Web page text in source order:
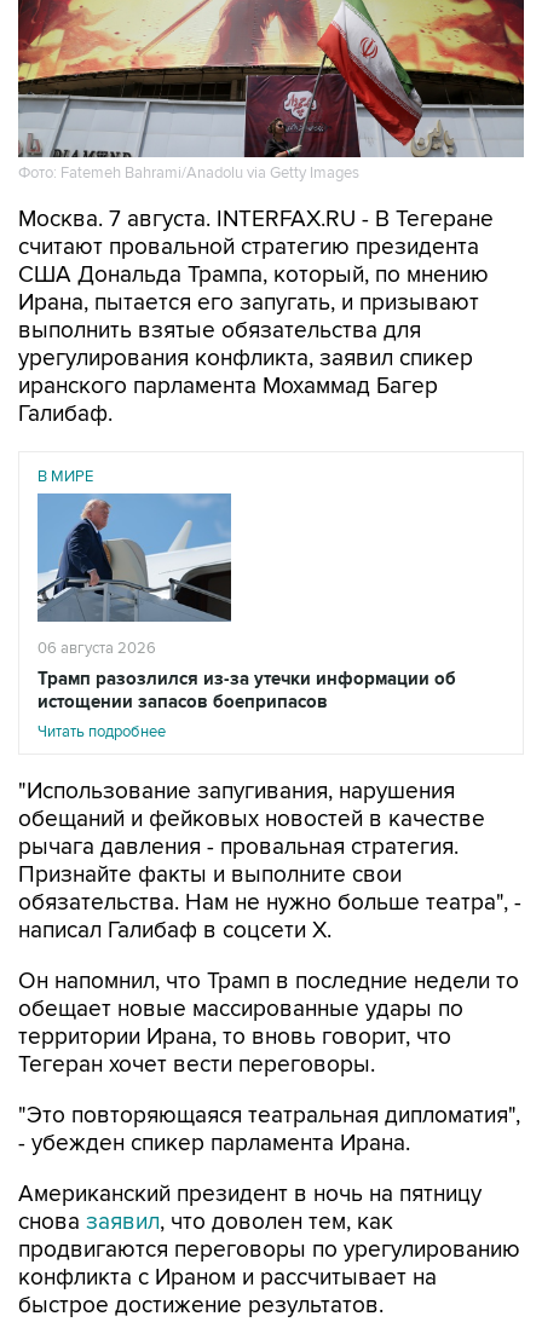
Фото: Fatemeh Bahrami/Anadolu via Getty Images
Москва. 7 августа. INTERFAX.RU - В Тегеране
считают провальной стратегию президента
США Дональда Трампа, который, по мнению
Ирана, пытается его запугать, и призывают
выполнить взятые обязательства для
урегулирования конфликта, заявил спикер
иранского парламента Мохаммад Багер
Галибаф.
В МИРЕ
06 августа 2026
Трамп разозлился из-за утечки информации об
истощении запасов боеприпасов
Читать подробнее
"Использование запугивания, нарушения
обещаний и фейковых новостей в качестве
рычага давления - провальная стратегия.
Признайте факты и выполните свои
обязательства. Нам не нужно больше театра", -
написал Галибаф в соцсети X.
Он напомнил, что Трамп в последние недели то
обещает новые массированные удары по
территории Ирана, то вновь говорит, что
Тегеран хочет вести переговоры.
"Это повторяющаяся театральная дипломатия",
- убежден спикер парламента Ирана.
Американский президент в ночь на пятницу
снова заявил, что доволен тем, как
продвигаются переговоры по урегулированию
конфликта с Ираном и рассчитывает на
быстрое достижение результатов.